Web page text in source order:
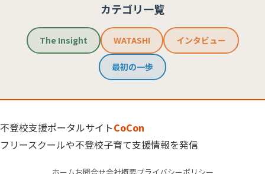
カテゴリ一覧
The Insight WATASHI インタビュー
最初の一歩
不登校支援ポータルサイトCoCon
フリースクールや不登校子育て支援情報を発信
ホームお問合せ会社概要プライバシーポリシー